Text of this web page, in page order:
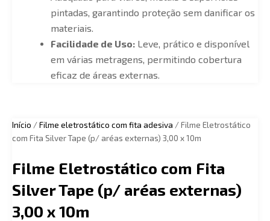
pintadas, garantindo proteção sem danificar os
materiais.
Facilidade de Uso:Leve, prático e disponível
em várias metragens, permitindo cobertura
eficaz de áreas externas.
Início /Filme eletrostático com fita adesiva / Filme Eletrostático
com Fita Silver Tape (p/ aréas externas) 3,00 x 10m
Filme Eletrostático com Fita
Silver Tape (p/ aréas externas)
3,00 x 10m